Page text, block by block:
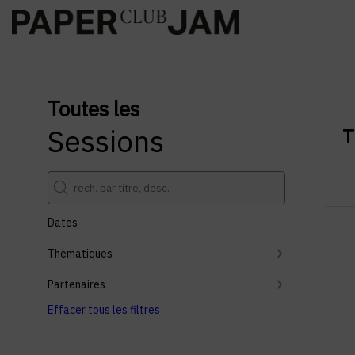
Toutes les
Sessions
Dates
Thèmatiques
Partenaires
Effacer tous les filtres